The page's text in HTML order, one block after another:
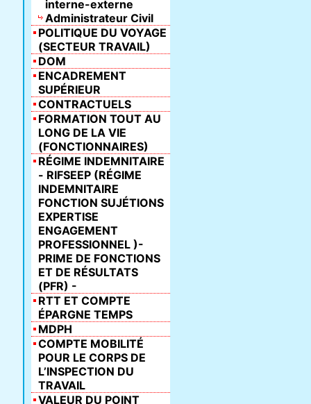
interne-externe
Administrateur Civil
POLITIQUE DU VOYAGE
(SECTEUR TRAVAIL)
DOM
ENCADREMENT
SUPÉRIEUR
CONTRACTUELS
FORMATION TOUT AU
LONG DE LA VIE
(FONCTIONNAIRES)
RÉGIME INDEMNITAIRE
- RIFSEEP (RÉGIME
INDEMNITAIRE
FONCTION SUJÉTIONS
EXPERTISE
ENGAGEMENT
PROFESSIONNEL )-
PRIME DE FONCTIONS
ET DE RÉSULTATS
(PFR) -
RTT ET COMPTE
ÉPARGNE TEMPS
MDPH
COMPTE MOBILITÉ
POUR LE CORPS DE
L’INSPECTION DU
TRAVAIL
VALEUR DU POINT